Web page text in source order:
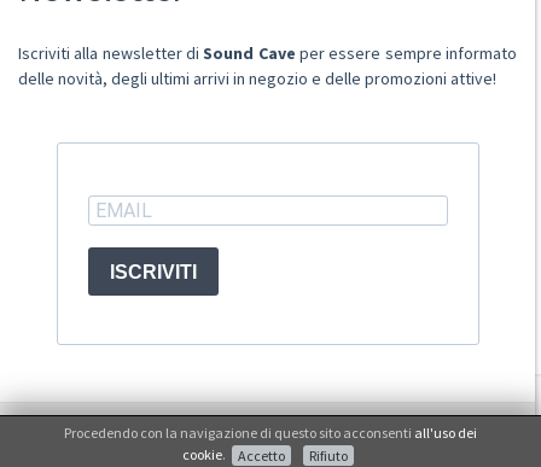
Spese postali
Domande Comuni
Ritiro merce in sede
ACCOUNT
© Sound Cave 2026 -Info privacy
Iscriviti alla newsletter diSound Cave per essere sempre informato
delle novità, degli ultimi arrivi in negozio e delle promozioni attive!
ISCRIVITI
Non mi interessa
Procedendo con la navigazione di questo sito acconsenti all'uso dei
cookie. Accetto Rifiuto